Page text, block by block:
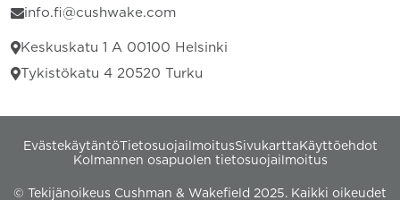
info.fi@cushwake.com
Keskuskatu 1 A 00100 Helsinki
Tykistökatu 4 20520 Turku
EvästekäytäntöTietosuojailmoitusSivukartta Käyttöehdot
Kolmannen osapuolen tietosuojailmoitus
© Tekijänoikeus Cushman & Wakefield 2025. Kaikki oikeudet